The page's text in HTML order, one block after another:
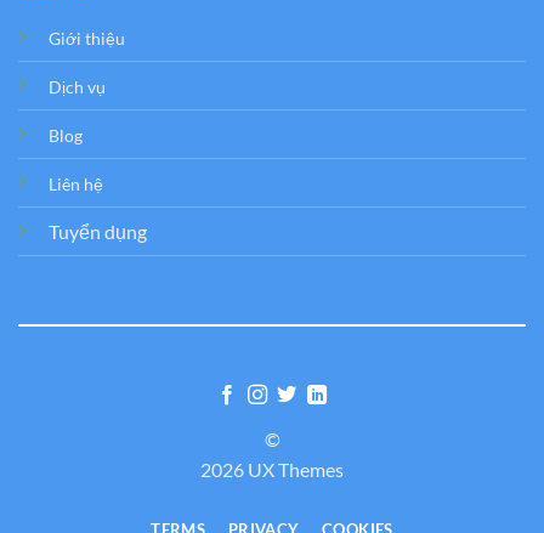
Giới thiệu
Dịch vụ
Blog
Liên hệ
Tuyển dụng
©
2026 UX Themes